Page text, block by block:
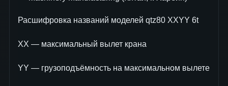
Расшифровка названий моделей qtz80 XXYY 6t
XX — максимальный вылет крана
YY — грузоподъёмность на максимальном вылете